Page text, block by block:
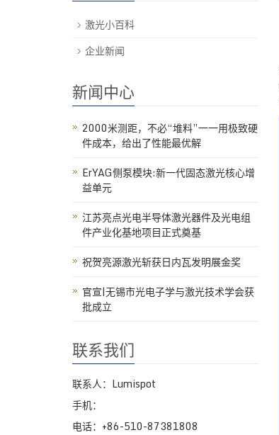
激光小百科
企业新闻
新闻中心
2000米测距，不必“堆料”一一用极致硬
件成本，给出了性能最优解
ErYAG侧泵模块:新一代固态激光核心增
益单元
江苏亮点光电半导体激光器件及光电组
件产业化基地项目正式奠基
祝贺亮源激光斩获日内瓦发明展金奖
官宣|无锡市光电子学与激光技术学会获
批成立
联系我们
联系人：Lumispot
手机：
电话：+86-510-87381808